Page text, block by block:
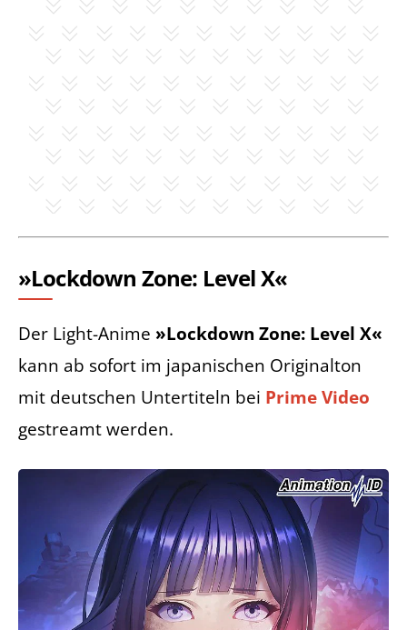
»Lockdown Zone: Level X«
Der Light-Anime »Lockdown Zone: Level X«
kann ab sofort im japanischen Originalton
mit deutschen Untertiteln bei Prime Video
gestreamt werden.